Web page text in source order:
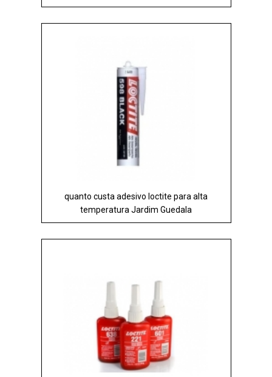
quanto custa adesivo loctite para alta
temperatura Jardim Guedala